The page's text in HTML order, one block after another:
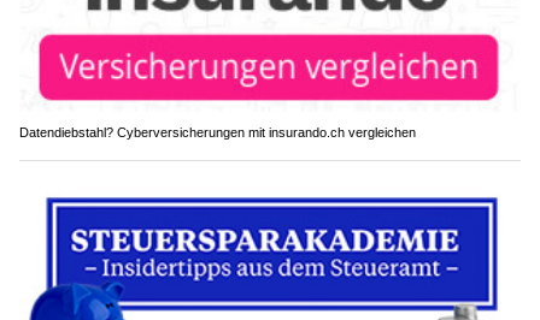
Datendiebstahl? Cyberversicherungen mit insurando.ch vergleichen